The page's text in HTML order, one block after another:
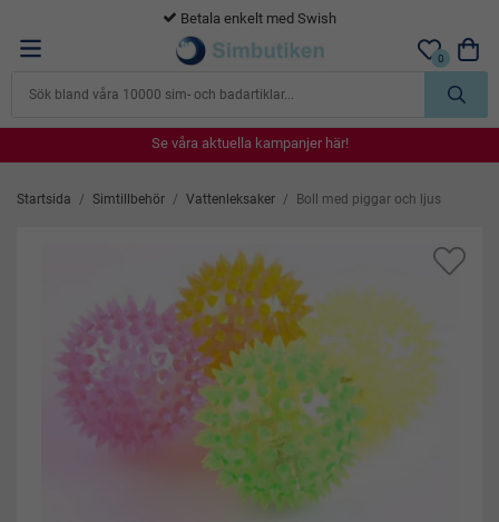
Betala enkelt med Swish
0
Se våra aktuella kampanjer här!
Se våra aktuella kampanjer här!
Se våra aktuella kampanjer här!
Se våra aktuella kampanjer här!
Startsida / Simtillbehör / Vattenleksaker / Boll med piggar och ljus